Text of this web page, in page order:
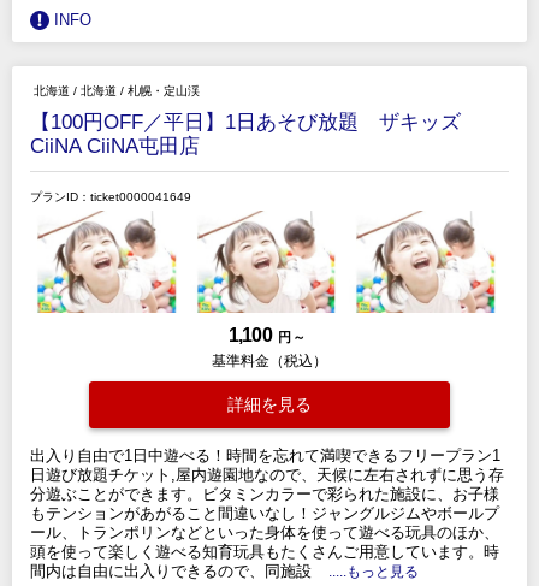
INFO
北海道 / 北海道 / 札幌・定山渓
【100円OFF／平日】1日あそび放題 ザキッズ
CiiNA CiiNA屯田店
プランID：ticket0000041649
1,100 円 ～
基準料金（税込）
詳細を見る
出入り自由で1日中遊べる！時間を忘れて満喫できるフリープラン1
日遊び放題チケット,屋内遊園地なので、天候に左右されずに思う存
分遊ぶことができます。ビタミンカラーで彩られた施設に、お子様
もテンションがあがること間違いなし！ジャングルジムやボールプ
ール、トランポリンなどといった身体を使って遊べる玩具のほか、
頭を使って楽しく遊べる知育玩具もたくさんご用意しています。時
間内は自由に出入りできるので、同施設
.....もっと見る